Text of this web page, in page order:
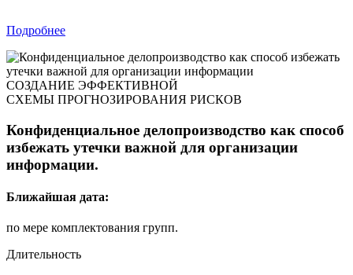
Подробнее
СОЗДАНИЕ ЭФФЕКТИВНОЙ
СХЕМЫ ПРОГНОЗИРОВАНИЯ РИСКОВ
Конфиденциальное делопроизводство как способ
избежать утечки важной для организации
информации.
Ближайшая дата:
по мере комплектования групп.
Длительность